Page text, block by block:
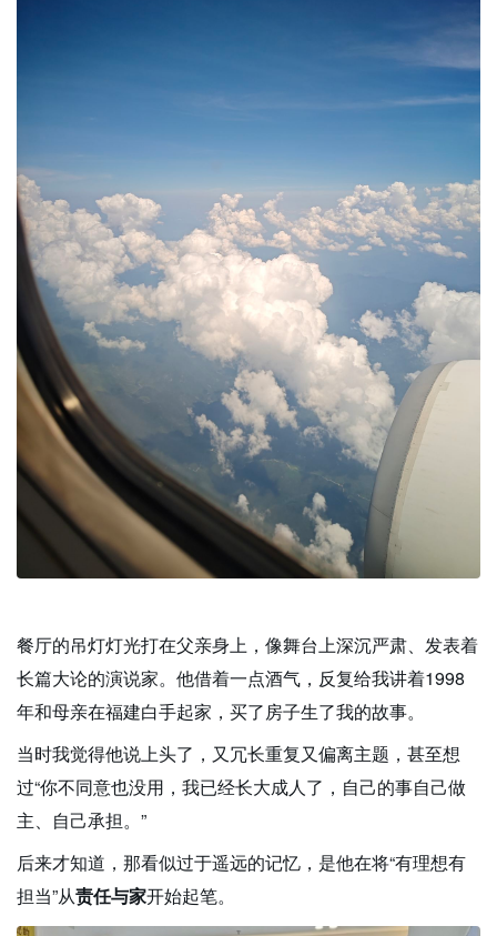
餐厅的吊灯灯光打在父亲身上，像舞台上深沉严肃、发表着
长篇大论的演说家。他借着一点酒气，反复给我讲着1998
年和母亲在福建白手起家，买了房子生了我的故事。
当时我觉得他说上头了，又冗长重复又偏离主题，甚至想
过“你不同意也没用，我已经长大成人了，自己的事自己做
主、自己承担。”
后来才知道，那看似过于遥远的记忆，是他在将“有理想有
担当”从责任与家开始起笔。